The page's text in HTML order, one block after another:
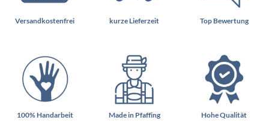
Versandkostenfrei kurze Lieferzeit Top Bewertung
100% Handarbeit Made in Pfaffing Hohe Qualität